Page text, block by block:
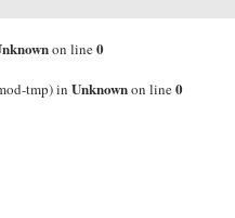
on line0
tmp) in Unknownon line0